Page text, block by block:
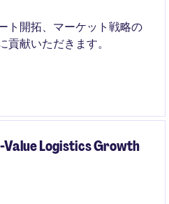
ト開拓、マーケット戦略の
献いただきます。
Value Logistics Growth